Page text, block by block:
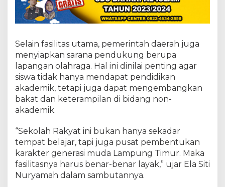
n
A
s
Selain fasilitas utama, pemerintah daerah juga
menyiapkan sarana pendukung berupa
lapangan olahraga. Hal ini dinilai penting agar
siswa tidak hanya mendapat pendidikan
akademik, tetapi juga dapat mengembangkan
bakat dan keterampilan di bidang non-
akademik.
“Sekolah Rakyat ini bukan hanya sekadar
tempat belajar, tapi juga pusat pembentukan
karakter generasi muda Lampung Timur. Maka
fasilitasnya harus benar-benar layak,” ujar Ela Siti
Nuryamah dalam sambutannya.